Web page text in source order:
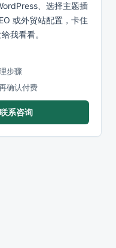
、选择主题插
或外贸站配置，卡住
我看看。
步骤
确认付费
系咨询